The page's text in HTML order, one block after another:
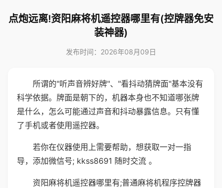
点炮远离!资阳麻将机遥控器哪里有(控牌器免安
装神器)
发布时间：2026年08月09日
所谓的"听声音辨好牌"、"看抖动猜牌面"基本没有
科学依据。牌面是朝下的，机器本身也不知道哪张牌
是什么，怎么可能通过声音和抖动暴露信息。只有懂
了手机或者使用遥控器。
若你在仪器使用上需要帮助，想获取一对一指
导，添加微信号; kkss8691 随时交流 。
资阳麻将机遥控器哪里有;普通麻将机程序控牌器